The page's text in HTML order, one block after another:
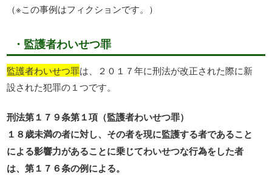
（※この事例はフィクションです。）
・監護者わいせつ罪
監護者わいせつ罪は、２０１７年に刑法が改正された際に新
設された犯罪の１つです。
刑法第１７９条第１項（監護者わいせつ罪）
１８歳未満の者に対し、その者を現に監護する者であること
による影響力があることに乗じてわいせつな行為をした者
は、第１７６条の例による。